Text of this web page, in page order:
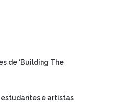
de ‘Building The
e artistas